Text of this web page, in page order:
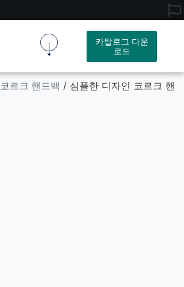
카탈로그 다운
로드
코르크 핸드백 / 심플한 디자인 코르크 핸